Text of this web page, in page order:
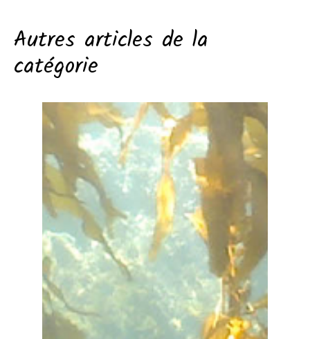
Autres articles de la
catégorie